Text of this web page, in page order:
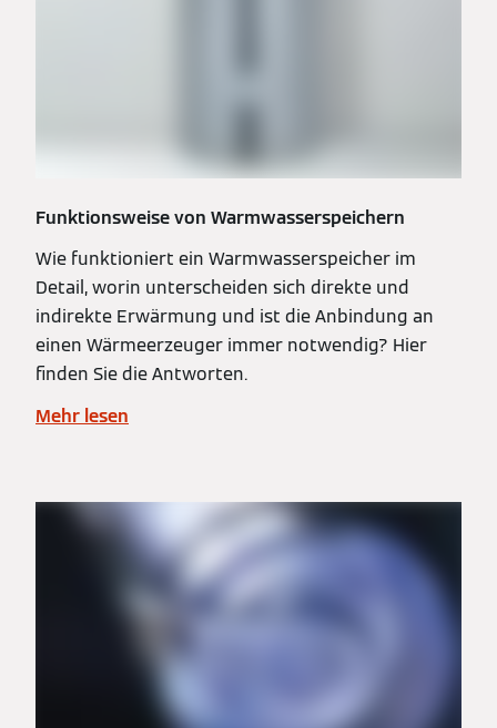
Funktionsweise von Warmwasserspeichern
Wie funktioniert ein Warmwasserspeicher im
Detail, worin unterscheiden sich direkte und
indirekte Erwärmung und ist die Anbindung an
einen Wärmeerzeuger immer notwendig? Hier
finden Sie die Antworten.
Mehr lesen